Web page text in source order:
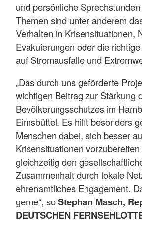
und persönliche
Themen sind unter anderem
Verhalten in Krisensituationen,
Evakuierungen oder die
auf Stromausfälle und
„Das durch uns geförderte
wichtigen Beitrag zur Stärkung
Bevölkerungsschutzes im
Eimsbüttel. Es hilft besonders
Menschen dabei, sich besser
Krisensituationen
gleichzeitig den
Zusammenhalt durch lokale
ehrenamtliches Engagement.
gerne“, soStephan Masch,
DEUTSCHEN